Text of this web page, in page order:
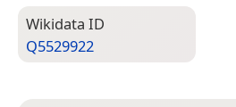
Wiki­data ID
Q5529922